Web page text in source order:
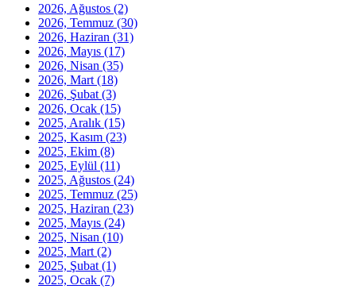
2026, Ağustos (2)
2026, Temmuz (30)
2026, Haziran (31)
2026, Mayıs (17)
2026, Nisan (35)
2026, Mart (18)
2026, Şubat (3)
2026, Ocak (15)
2025, Aralık (15)
2025, Kasım (23)
2025, Ekim (8)
2025, Eylül (11)
2025, Ağustos (24)
2025, Temmuz (25)
2025, Haziran (23)
2025, Mayıs (24)
2025, Nisan (10)
2025, Mart (2)
2025, Şubat (1)
2025, Ocak (7)